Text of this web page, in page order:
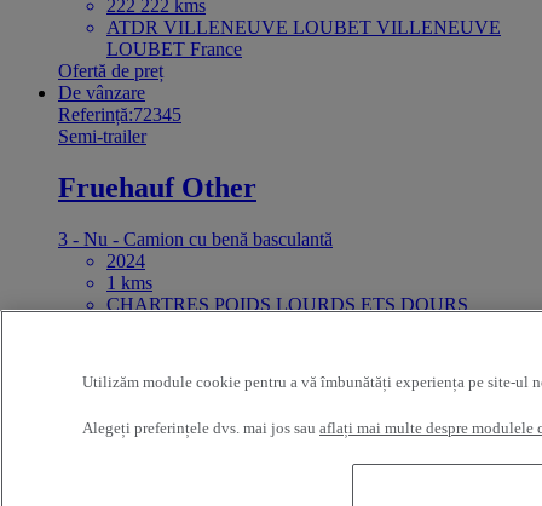
222 222 kms
ATDR VILLENEUVE LOUBET VILLENEUVE
LOUBET France
Ofertă de preț
De vânzare
Referință:72345
Semi-trailer
Fruehauf Other
3 - Nu - Camion cu benă basculantă
2024
1 kms
CHARTRES POIDS LOURDS ETS DOURS
Referință:72114
Utilizăm module cookie pentru a vă îmbunătăți experiența pe site-ul
Alegeți preferințele dvs. mai jos sau aflați mai multe despre modulele